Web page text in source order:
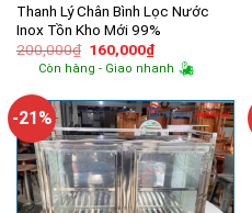
Thanh Lý Chân Bình Lọc Nước
Inox Tồn Kho Mới 99%
200,000₫ Giá
gốc
là:
160,000₫Giá
hiện
tại
160,000₫.
Còn hàng - Giao nhanh
-21%